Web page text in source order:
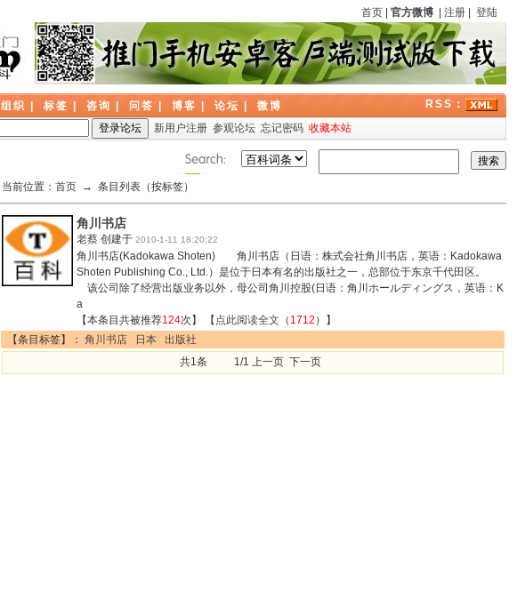
首页 官方微博 注册 登陆
组织 标签 咨询 问答 博客 论坛 微博
RSS：
新用户注册 参观论坛 忘记密码 收藏本站
当前位置： 首页 → 条目列表（按标签）
角川书店
老蔡 创建于 2010-1-11 18:20:22
角川书店(Kadokawa Shoten) 角川书店（日语：株式会社角川书店，英语：Kadokawa
Shoten Publishing Co., Ltd.）是位于日本有名的出版社之一，总部位于东京千代田区。
该公司除了经营出版业务以外，母公司角川控股(日语：角川ホールディングス，英语：K
a
【本条目共被推荐124次】 【 点此阅读全文 （ 1712 ）】
【条目标签】： 角川书店 日本
出版社
共1条 1/1 上一页 下一页